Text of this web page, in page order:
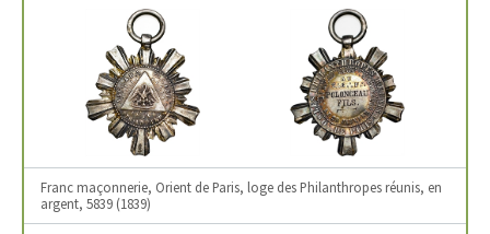
Franc maçonnerie, Orient de Paris, loge des Philanthropes réunis, en
argent, 5839 (1839)